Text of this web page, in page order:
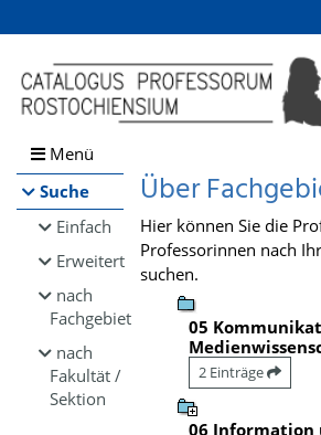
Browsen
direkt zum Inhalt
Menü
Suche
Einfach
Erweitert
nach
Fachgebiet
nach
Fakultät /
Sektion
Über
Hier können Sie die
Professorinnen nach
suchen.
05
2 Einträge
06 Information